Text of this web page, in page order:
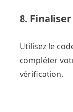
8.
Utilisez le
compléter
vérification.